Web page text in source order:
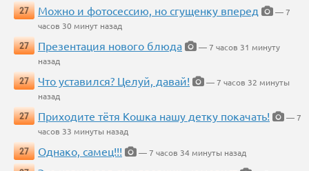
27 Можно и фотосессию, но сгущенку вперед
— 7
часов 30 минут назад
27
Презентация нового блюда
— 7 часов 31 минуту
назад
27
Что уставился? Целуй, давай!
— 7 часов 32 минуты
назад
27
Приходите тётя Кошка нашу детку покачать!
— 7
часов 33 минуты назад
27
Однако, самец!!!
— 7 часов 34 минуты назад